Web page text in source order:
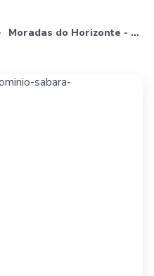
Moradas do Horizonte - Condomínio Sabará